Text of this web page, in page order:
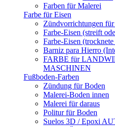
Farben für Malerei
Farbe für Eisen
Zündvorrichtungen für
Farbe-Eisen (streift
Farbe-Eisen
Barniz para Hierro
FARBE für
MASCHINEN
Fußboden-Farben
Zündung für Boden
Malerei-Boden innen
Malerei für daraus
Politur für Boden
Suelos 3D / Epoxi